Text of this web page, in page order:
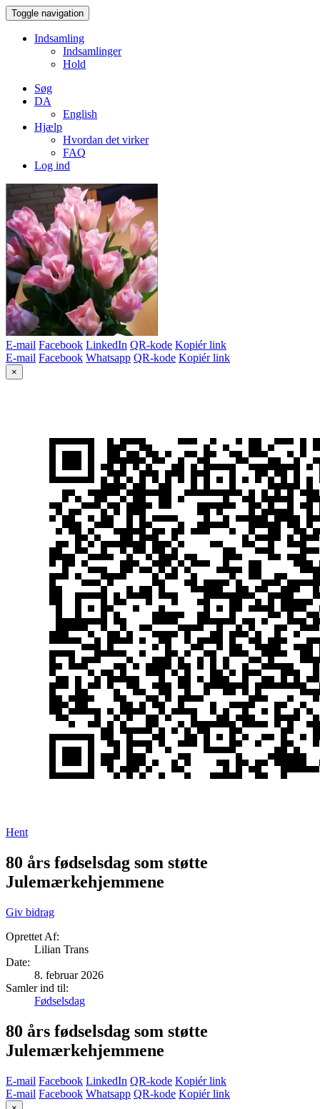
Toggle navigation
Indsamling
Indsamlinger
Hold
Søg
DA
English
Hjælp
Hvordan det virker
FAQ
Log ind
E-mail Facebook LinkedIn QR-kode Kopiér link
E-mail Facebook Whatsapp QR-kode Kopiér link
×
Hent
80 års fødselsdag som støtte
Julemærkehjemmene
Giv bidrag
Oprettet Af:
Lilian Trans
Date:
8. februar 2026
Samler ind til:
Fødselsdag
80 års fødselsdag som støtte
Julemærkehjemmene
E-mail Facebook LinkedIn QR-kode Kopiér link
E-mail Facebook Whatsapp QR-kode Kopiér link